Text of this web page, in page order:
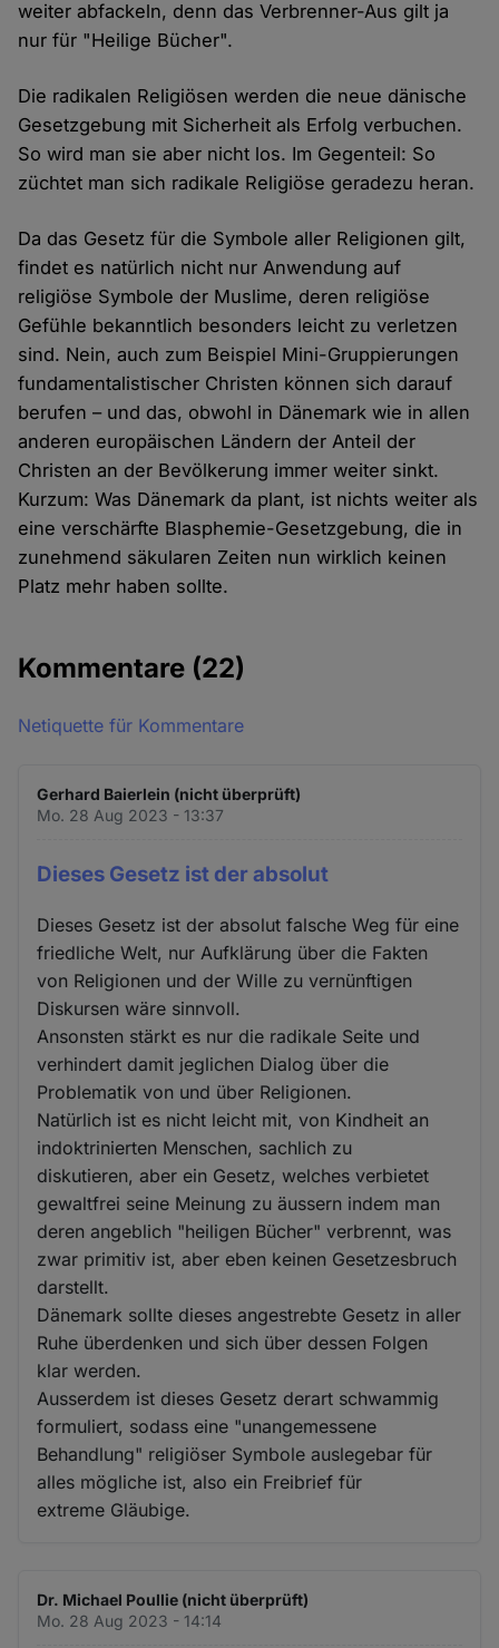
weiter abfackeln, denn das Verbrenner-Aus gilt ja
nur für "Heilige Bücher".
Die radikalen Religiösen werden die neue dänische
Gesetzgebung mit Sicherheit als Erfolg verbuchen.
So wird man sie aber nicht los. Im Gegenteil: So
züchtet man sich radikale Religiöse geradezu heran.
Da das Gesetz für die Symbole aller Religionen gilt,
findet es natürlich nicht nur Anwendung auf
religiöse Symbole der Muslime, deren religiöse
Gefühle bekanntlich besonders leicht zu verletzen
sind. Nein, auch zum Beispiel Mini-Gruppierungen
fundamentalistischer Christen können sich darauf
berufen – und das, obwohl in Dänemark wie in allen
anderen europäischen Ländern der Anteil der
Christen an der Bevölkerung immer weiter sinkt.
Kurzum: Was Dänemark da plant, ist nichts weiter als
eine verschärfte Blasphemie-Gesetzgebung, die in
zunehmend säkularen Zeiten nun wirklich keinen
Platz mehr haben sollte.
Kommentare (22)
Netiquette für Kommentare
Gerhard Baierlein (nicht überprüft)
Mo. 28 Aug 2023 - 13:37
Dieses Gesetz ist der absolut
Dieses Gesetz ist der absolut falsche Weg für eine
friedliche Welt, nur Aufklärung über die Fakten
von Religionen und der Wille zu vernünftigen
Diskursen wäre sinnvoll.
Ansonsten stärkt es nur die radikale Seite und
verhindert damit jeglichen Dialog über die
Problematik von und über Religionen.
Natürlich ist es nicht leicht mit, von Kindheit an
indoktrinierten Menschen, sachlich zu
diskutieren, aber ein Gesetz, welches verbietet
gewaltfrei seine Meinung zu äussern indem man
deren angeblich "heiligen Bücher" verbrennt, was
zwar primitiv ist, aber eben keinen Gesetzesbruch
darstellt.
Dänemark sollte dieses angestrebte Gesetz in aller
Ruhe überdenken und sich über dessen Folgen
klar werden.
Ausserdem ist dieses Gesetz derart schwammig
formuliert, sodass eine "unangemessene
Behandlung" religiöser Symbole auslegebar für
alles mögliche ist, also ein Freibrief für
extreme Gläubige.
Dr. Michael Poullie (nicht überprüft)
Mo. 28 Aug 2023 - 14:14